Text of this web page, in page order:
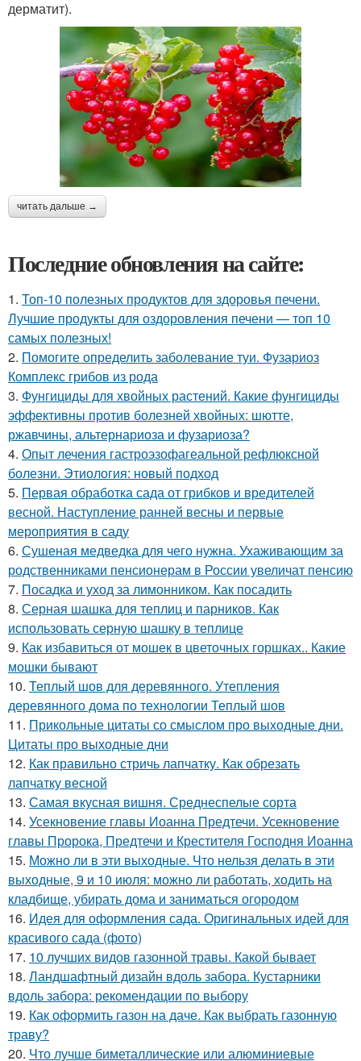
дерматит).
читать дальше →
Последние обновления на сайте:
1. Топ-10 полезных продуктов для здоровья печени.
Лучшие продукты для оздоровления печени — топ 10
самых полезных!
2. Помогите определить заболевание туи. Фузариоз
Комплекс грибов из рода
3. Фунгициды для хвойных растений. Какие фунгициды
эффективны против болезней хвойных: шютте,
ржавчины, альтернариоза и фузариоза?
4. Опыт лечения гастроэзофагеальной рефлюксной
болезни. Этиология: новый подход
5. Первая обработка сада от грибков и вредителей
весной. Наступление ранней весны и первые
мероприятия в саду
6. Сушеная медведка для чего нужна. Ухаживающим за
родственниками пенсионерам в России увеличат пенсию
7. Посадка и уход за лимонником. Как посадить
8. Серная шашка для теплиц и парников. Как
использовать серную шашку в теплице
9. Как избавиться от мошек в цветочных горшках.. Какие
мошки бывают
10. Теплый шов для деревянного. Утепления
деревянного дома по технологии Теплый шов
11. Прикольные цитаты со смыслом про выходные дни.
Цитаты про выходные дни
12. Как правильно стричь лапчатку. Как обрезать
лапчатку весной
13. Самая вкусная вишня. Среднеспелые сорта
14. Усекновение главы Иоанна Предтечи. Усекновение
главы Пророка, Предтечи и Крестителя Господня Иоанна
15. Можно ли в эти выходные. Что нельзя делать в эти
выходные, 9 и 10 июля: можно ли работать, ходить на
кладбище, убирать дома и заниматься огородом
16. Идея для оформления сада. Оригинальных идей для
красивого сада (фото)
17. 10 лучших видов газонной травы. Какой бывает
18. Ландшафтный дизайн вдоль забора. Кустарники
вдоль забора: рекомендации по выбору
19. Как оформить газон на даче. Как выбрать газонную
траву?
20. Что лучше биметаллические или алюминиевые